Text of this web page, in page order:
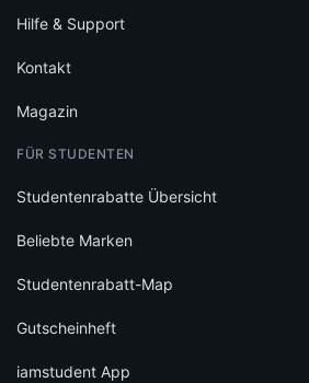
Hilfe & Support
Kontakt
Magazin
FÜR STUDENTEN
Studentenrabatte Übersicht
Beliebte Marken
Studentenrabatt-Map
Gutscheinheft
iamstudent App